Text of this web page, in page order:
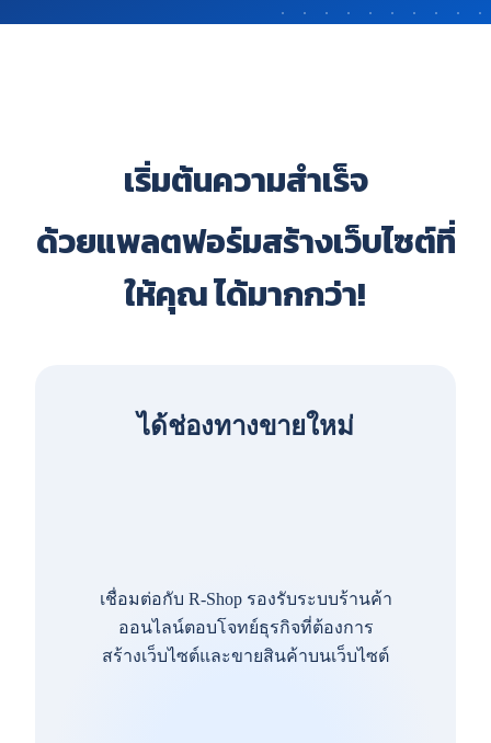
เริ่มต้นความสำเร็จ
ด้วยแพลตฟอร์มสร้างเว็บไซต์ที่
ให้คุณ ได้มากกว่า!
ได้ช่องทางขายใหม่
เชื่อมต่อกับ R-Shop รองรับระบบร้านค้า
ออนไลน์ตอบโจทย์ธุรกิจที่ต้องการ
สร้างเว็บไซต์และขายสินค้าบนเว็บไซต์